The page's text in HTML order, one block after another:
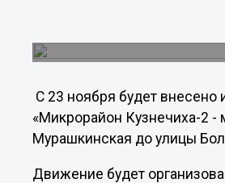
С 23 ноября будет внесено
«Микрорайон Кузнечиха-2 -
Мурашкинская до улицы
Движение будет